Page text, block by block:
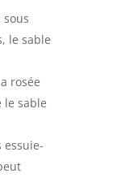
le sable
rosée
le sable